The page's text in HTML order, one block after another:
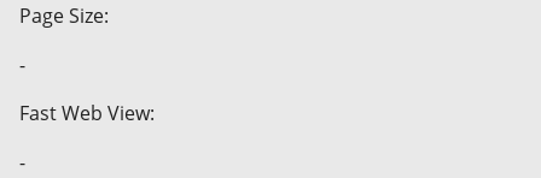
Page Size:
-
Fast Web View:
-